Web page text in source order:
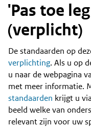
'Pas toe
(verplicht)
Content
De standaarden op
verplichting. Als u op
u naar de webpagina
met meer informatie.
standaarden krijgt u
beeld welke van
relevant zijn voor uw